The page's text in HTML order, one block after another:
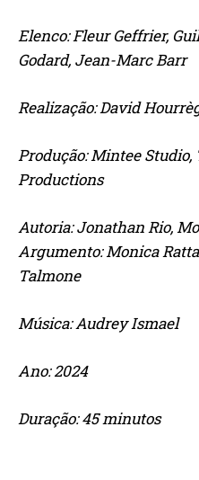
Elenco: Fleur Geffrier,
Godard, Jean-Marc Barr
Realização: David
Produção: Mintee
Productions
Autoria: Jonathan Rio,
Argumento: Monica
Talmone
Música: Audrey Ismael
Ano: 2024
Duração: 45 minutos